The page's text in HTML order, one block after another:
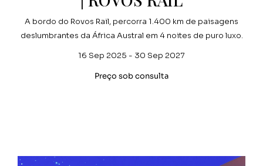
A bordo do Rovos Rail, percorra 1.400 km de paisagens
deslumbrantes da África Austral em 4 noites de puro luxo.
16 Sep 2025 - 30 Sep 2027
Preço sob consulta